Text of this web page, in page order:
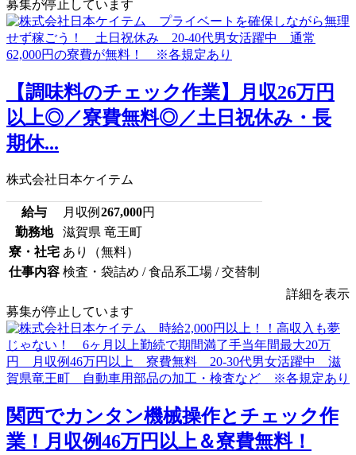
募集が停止しています
【調味料のチェック作業】月収26万円
以上◎／寮費無料◎／土日祝休み・長
期休...
株式会社日本ケイテム
給与 月収例 267,000円
勤務地
滋賀県 竜王町
寮・社宅 あり（無料）
仕事内容 検査・袋詰め / 食品系工場 / 交替制
詳細を表示
募集が停止しています
関西でカンタン機械操作とチェック作
業！月収例46万円以上＆寮費無料！